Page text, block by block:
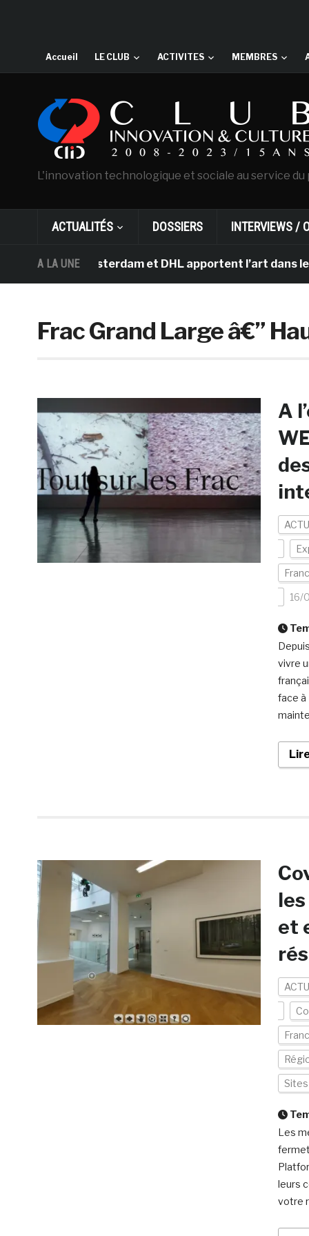
Accueil LE CLUB ACTIVITES MEMBRES
L'innovation technologique et sociale au service
ACTUALITÉS DOSSIERS INTERVIEWS /
A LA UNE
Gogh d’Amsterdam et DHL apportent l’art dans les
Frac Grand Large â€”
A
16/
vivre
face à
et
Les
leurs
votre